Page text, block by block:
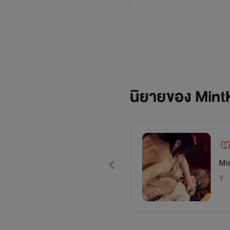
นิยายของ
Y